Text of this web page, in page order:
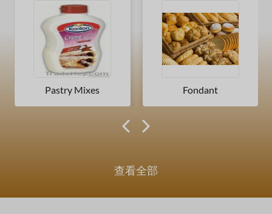
Pastry Mixes Fondant
查看全部